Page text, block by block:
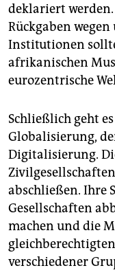
deklariert
Rückgaben
Institutionen
afrikanischen
eurozentrische
Schließlich geht
Globalisierung,
Digitalisierung.
abschließen. Ihre
Gesellschaften
machen und die
verschiedener